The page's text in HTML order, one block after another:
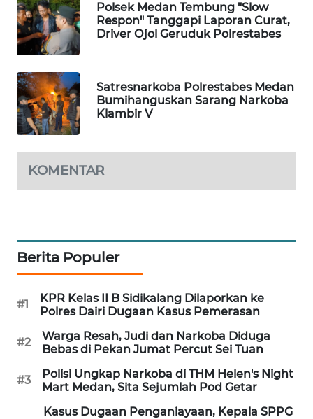
Polsek Medan Tembung "Slow
Respon" Tanggapi Laporan Curat,
Driver Ojol Geruduk Polrestabes
Satresnarkoba Polrestabes Medan
Bumihanguskan Sarang Narkoba
Klambir V
KOMENTAR
Berita Populer
#1
KPR Kelas II B Sidikalang Dilaporkan ke
Polres Dairi Dugaan Kasus Pemerasan
#2
Warga Resah, Judi dan Narkoba Diduga
Bebas di Pekan Jumat Percut Sei Tuan
#3
Polisi Ungkap Narkoba di THM Helen's Night
Mart Medan, Sita Sejumlah Pod Getar
Kasus Dugaan Penganiayaan, Kepala SPPG
TAMBANG
NEWS
SITUNGIR
NEWS
SIDIKALANG
SIANTAR
NEWS
METRO
MEDAN
JAKARTA
NEWS